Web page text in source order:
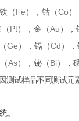
（ Fe ），钴（Co ）
Pt），金（Au ），
Ge ），镉（Cd ），
As），铋（ Bi），
测试样品不同测试元
。